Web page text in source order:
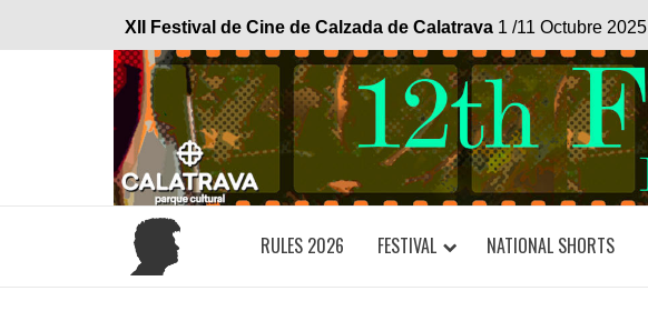
XII Festival de Cine de Calzada de Calatrava 1 /11 Octubre 2025
RULES 2026 FESTIVAL NATIONAL SHORTS